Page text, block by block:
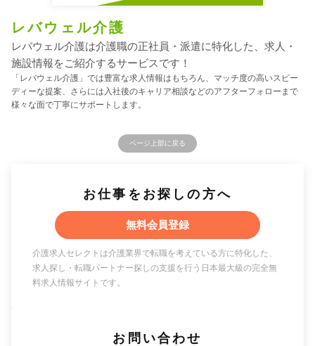
レバウェル介護
レバウェル介護は介護職の正社員・派遣に特化した、求人・
施設情報をご紹介するサービスです！
「レバウェル介護」では豊富な求人情報はもちろん、マッチ度の高いスピー
ディーな提案、さらには入社後のキャリア相談などのアフターフォローまで
様々な面で丁寧にサポートします。
ページ上部に戻る
お仕事をお探しの方へ
無料会員登録
介護求人セレクトは介護業界で転職を考えている方に特化した、
求人探し・転職パートナー探しの支援を行う日本最大級の完全無
料求人情報サイトです。
お問い合わせ